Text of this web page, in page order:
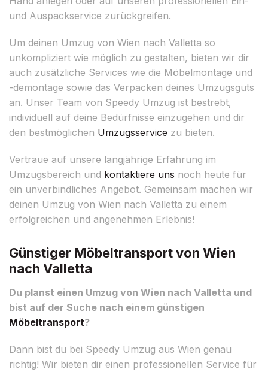
und Auspackservice zurückgreifen.
Um deinen Umzug von Wien nach Valletta so
unkompliziert wie möglich zu gestalten, bieten wir dir
auch zusätzliche Services wie die Möbelmontage und
-demontage sowie das Verpacken deines Umzugsguts
an. Unser Team von Speedy Umzug ist bestrebt,
individuell auf deine Bedürfnisse einzugehen und dir
den bestmöglichen Umzugsservice zu bieten.
Vertraue auf unsere langjährige Erfahrung im
Umzugsbereich und kontaktiere uns noch heute für
ein unverbindliches Angebot. Gemeinsam machen wir
deinen Umzug von Wien nach Valletta zu einem
erfolgreichen und angenehmen Erlebnis!
Günstiger Möbeltransport von Wien
nach Valletta
Du planst einen Umzug von Wien nach Valletta und
bist auf der Suche nach einem günstigen
Möbeltransport?
Dann bist du bei Speedy Umzug aus Wien genau
richtig! Wir bieten dir einen professionellen Service für